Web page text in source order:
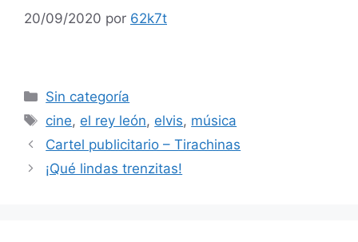
20/09/2020 por 62k7t
Categorías
Sin categoría
Etiquetas
cine, el rey león, elvis, música
Cartel publicitario – Tirachinas
¡Qué lindas trenzitas!